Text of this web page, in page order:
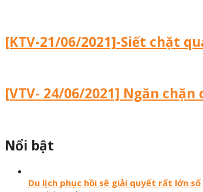
[KTV-21/06/2021]-Siết chặt
[VTV- 24/06/2021] Ngăn
Nổi bật
Du lịch phục hồi sẽ giải quyết rất lớn